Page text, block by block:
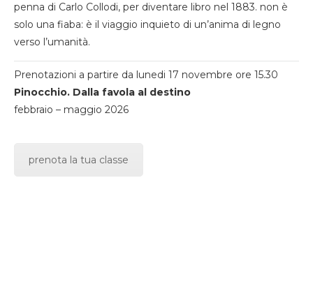
penna di Carlo Collodi, per diventare libro nel 1883. non è
solo una fiaba: è il viaggio inquieto di un’anima di legno
verso l’umanità.
Prenotazioni a partire da lunedi 17 novembre ore 15.30
Pinocchio. Dalla favola al destino
febbraio – maggio 2026
prenota la tua classe